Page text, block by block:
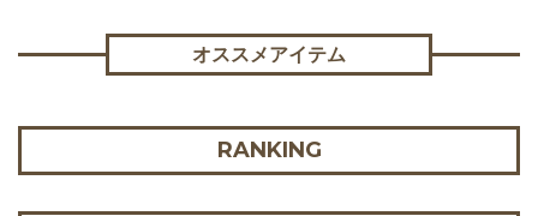
オススメアイテム
RANKING